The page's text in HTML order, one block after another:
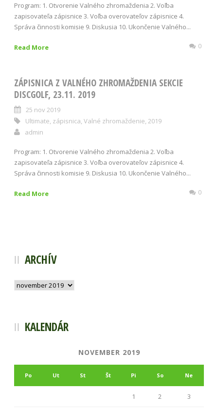
Program: 1. Otvorenie Valného zhromaždenia 2. Voľba
zapisovateľa zápisnice 3. Voľba overovateľov zápisnice 4.
Správa činnosti komisie 9. Diskusia 10. Ukončenie Valného...
Read More 0
ZÁPISNICA Z VALNÉHO ZHROMAŽDENIA SEKCIE
DISCGOLF, 23.11. 2019
25 nov 2019
Ultimate, zápisnica, Valné zhromaždenie, 2019
admin
Program: 1. Otvorenie Valného zhromaždenia 2. Voľba
zapisovateľa zápisnice 3. Voľba overovateľov zápisnice 4.
Správa činnosti komisie 9. Diskusia 10. Ukončenie Valného...
Read More 0
ARCHÍV
Archív
KALENDÁR
NOVEMBER 2019
Po Ut St Št Pi So Ne
1 2 3